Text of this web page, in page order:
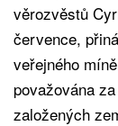
věrozvěstů
července,
veřejného
považována
založených